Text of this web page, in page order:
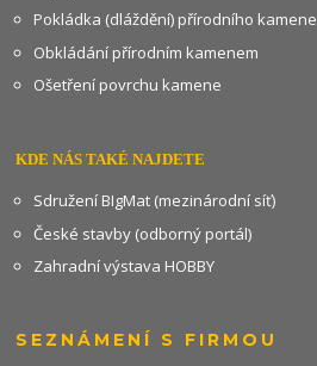
Pokládka (dláždění) přírodního kamene
Obkládání přírodním kamenem
Ošetření povrchu kamene
KDE NÁS TAKÉ NAJDETE
Sdružení BIgMat (mezinárodní síť)
České stavby (odborný portál)
Zahradní výstava HOBBY
SEZNÁMENÍ S FIRMOU